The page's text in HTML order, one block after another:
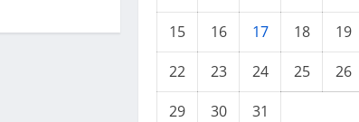
15
16 17 18 19
22
23 24 25 26
29
30
31